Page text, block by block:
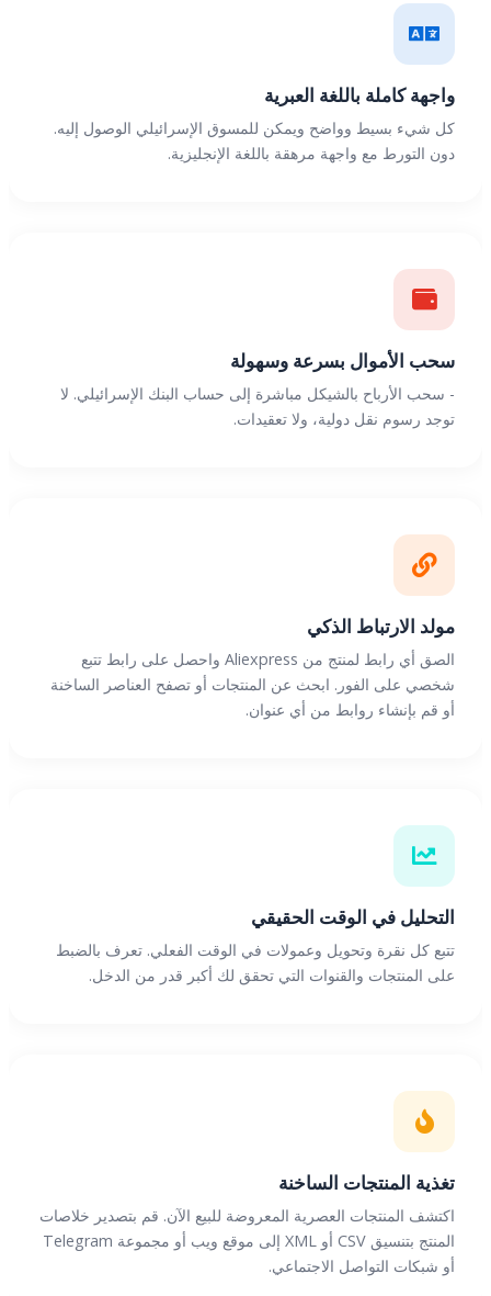
واجهة كاملة باللغة العبرية
كل شيء بسيط وواضح ويمكن للمسوق الإسرائيلي الوصول إليه.
دون التورط مع واجهة مرهقة باللغة الإنجليزية.
سحب الأموال بسرعة وسهولة
- سحب الأرباح بالشيكل مباشرة إلى حساب البنك الإسرائيلي. لا
توجد رسوم نقل دولية، ولا تعقيدات.
مولد الارتباط الذكي
الصق أي رابط لمنتج من Aliexpress واحصل على رابط تتبع
شخصي على الفور. ابحث عن المنتجات أو تصفح العناصر الساخنة
أو قم بإنشاء روابط من أي عنوان.
التحليل في الوقت الحقيقي
تتبع كل نقرة وتحويل وعمولات في الوقت الفعلي. تعرف بالضبط
على المنتجات والقنوات التي تحقق لك أكبر قدر من الدخل.
تغذية المنتجات الساخنة
اكتشف المنتجات العصرية المعروضة للبيع الآن. قم بتصدير خلاصات
المنتج بتنسيق CSV أو XML إلى موقع ويب أو مجموعة Telegram
أو شبكات التواصل الاجتماعي.